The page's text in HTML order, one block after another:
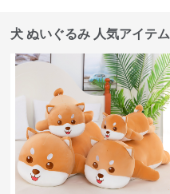
犬 ぬいぐるみ 人気アイテム